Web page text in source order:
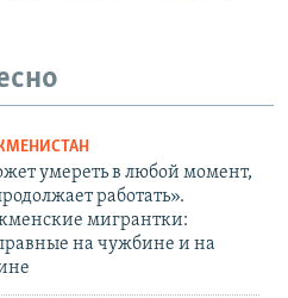
умереть в любой момент,
работать».
мигрантки:
на чужбине и на